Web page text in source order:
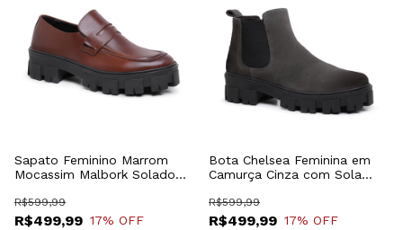
Sapato Feminino Marrom
Mocassim Malbork Solado
R$499,99
R$599,99
17% OFF
Bota Chelsea Feminina em
Camurça Cinza com Sola
24788FNCZ
R$499,99
R$599,99
17% OFF